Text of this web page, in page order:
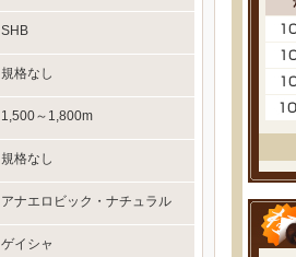
SHB
規格なし
1,500～1,800m
規格なし
アナエロビック・ナチュラル
ゲイシャ